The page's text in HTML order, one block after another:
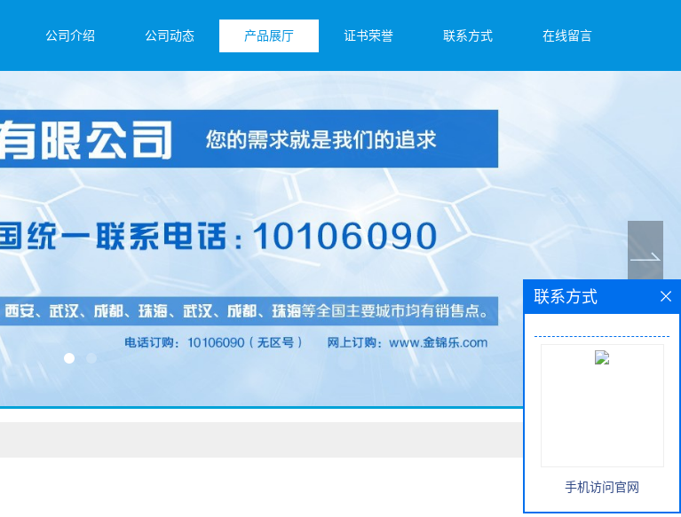
公司介绍 公司动态 产品展厅 证书荣誉 联系方式 在线留言
联系方式
手机访问官网